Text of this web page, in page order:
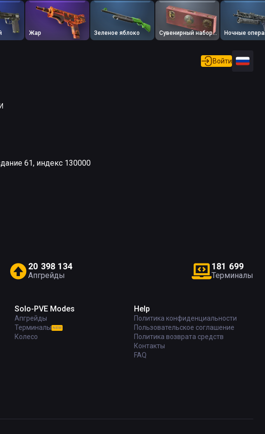
Жар Зеленое яблоко Сувенирный набор PGL Major Copenhagen 2024 Ancient Ночные
Войти
61, индекс 130000
20 398 134
Апгрейды
181 699
Терминалы
Solo-PVE Modes
Апгрейды
Терминалы NEW
Колесо
Help
Политика конфиденциальности
Пользовательское соглашение
Политика возврата средств
Контакты
FAQ